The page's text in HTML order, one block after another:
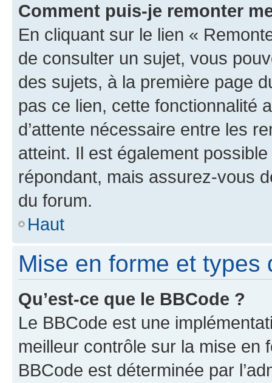
Comment puis-je remonter
En cliquant sur le lien «
de consulter un sujet, vous
des sujets, à la première page
pas ce lien, cette fonctionnalité
d’attente nécessaire entre les
atteint. Il est également
répondant, mais assurez-vous
du forum.
Haut
Mise en forme et types
Qu’est-ce que le BBCode ?
Le BBCode est une
meilleur contrôle sur la mise en
BBCode est déterminée par